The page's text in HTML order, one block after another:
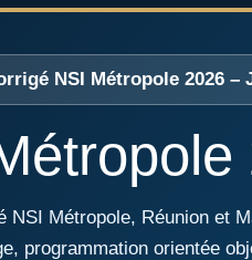
NSI Métropole 2026 –
NSI Métropole, Réunion et
programmation orientée